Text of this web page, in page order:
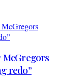
McGregors
redo”